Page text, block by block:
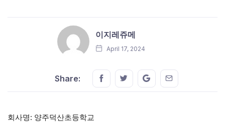
이지레쥬메
April 17, 2024
Share: Share this on FaceBook
Share this on Twitter
Share this on GMail
Share this on
회사명: 양주덕산초등학교